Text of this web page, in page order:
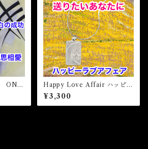
ONE
Happy Love Affair ハッピー
ラブアフェア 白魔術アミュ
レット
¥3,300